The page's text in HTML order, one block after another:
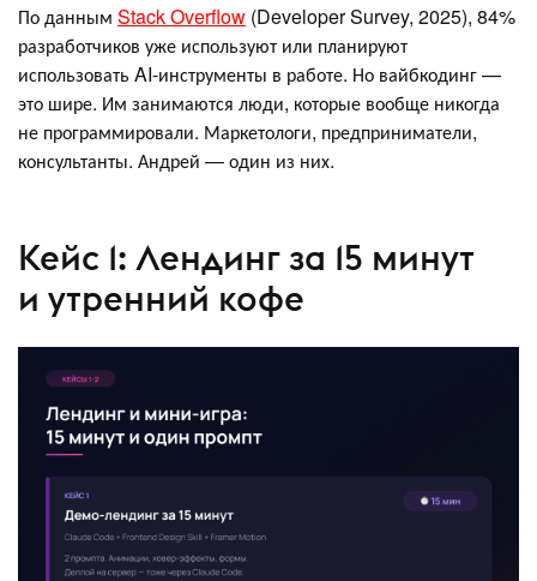
По данным Stack Overflow (Developer Survey, 2025), 84%
разработчиков уже используют или планируют
использовать AI-инструменты в работе. Но вайбкодинг —
это шире. Им занимаются люди, которые вообще никогда
не программировали. Маркетологи, предприниматели,
консультанты. Андрей — один из них.
Кейс 1: Лендинг за 15 минут
и утренний кофе